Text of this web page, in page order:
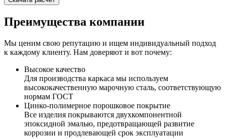
Преимущества компании
Мы ценим свою репутацию и ищем индивидуальный подход
к каждому клиенту. Нам доверяют и вот почему:
Высокое качество
Для производства каркаса мы используем
высококачественную марочную сталь, соответствующую
нормам ГОСТ
Цинко-полимерное порошковое покрытие
Все изделия покрываются двухкомпонентной
эпоксидной эмалью, предотвращающей развитие
коррозии и продлевающей срок эксплуатации